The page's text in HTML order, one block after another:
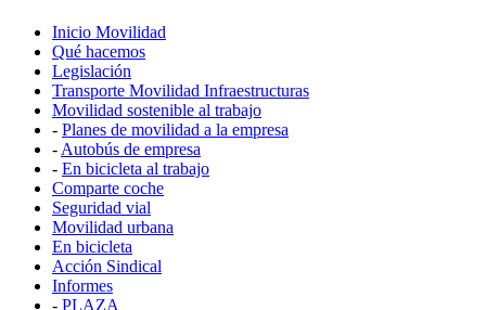
Inicio Movilidad
Qué hacemos
Legislación
Transporte Movilidad Infraestructuras
Movilidad sostenible al trabajo
- Planes de movilidad a la empresa
- Autobús de empresa
- En bicicleta al trabajo
Comparte coche
Seguridad vial
Movilidad urbana
En bicicleta
Acción Sindical
Informes
- PLAZA